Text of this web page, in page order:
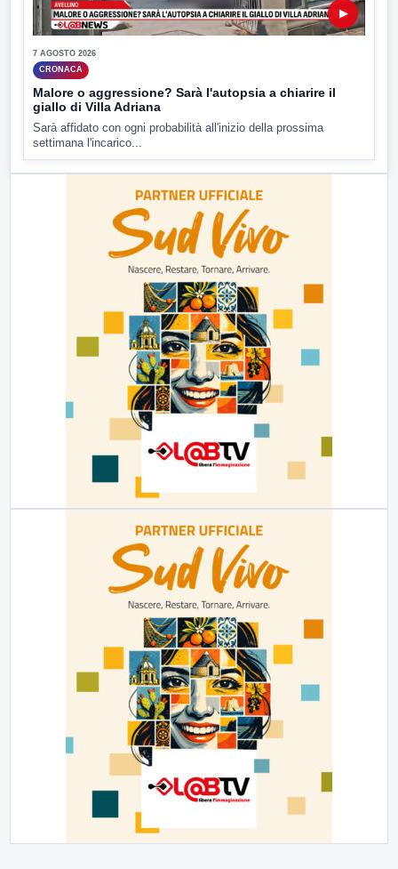
▶
7 AGOSTO 2026
CRONACA
Malore o aggressione? Sarà l'autopsia a chiarire il
giallo di Villa Adriana
Sarà affidato con ogni probabilità all'inizio della prossima
settimana l'incarico...